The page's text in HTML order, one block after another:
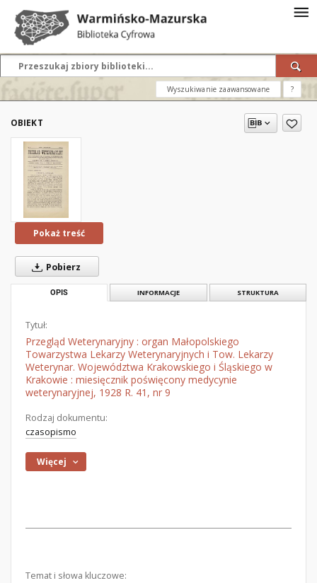
Wyszukiwanie zaawansowane ?
OBIEKT
Pokaż treść
Pobierz
OPIS INFORMACJE STRUKTURA
Tytuł:
Przegląd Weterynaryjny : organ Małopolskiego
Towarzystwa Lekarzy Weterynaryjnych i Tow. Lekarzy
Weterynar. Województwa Krakowskiego i Śląskiego w
Krakowie : miesięcznik poświęcony medycynie
weterynaryjnej, 1928 R. 41, nr 9
Rodzaj dokumentu:
czasopismo
Więcej
Temat i słowa kluczowe: